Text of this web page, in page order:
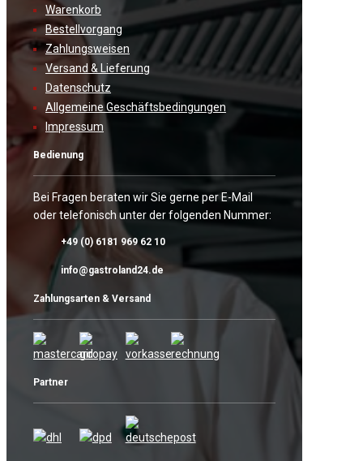
Warenkorb
Bestellvorgang
Zahlungsweisen
Versand & Lieferung
Datenschutz
Allgemeine Geschäftsbedingungen
Impressum
Bedienung
Bei Fragen beraten wir Sie gerne per E-Mail
oder telefonisch unter der folgenden Nummer:
+49 (0) 6181 969 62 10
info@gastroland24.de
Zahlungsarten & Versand
Partner